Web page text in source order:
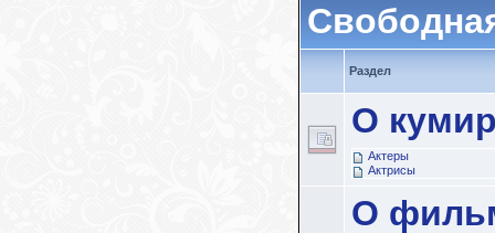
Раздел
О
Актеры
Актрисы
О